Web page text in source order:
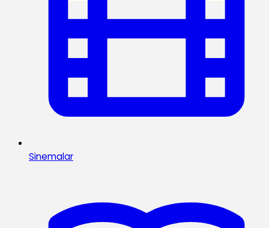
Sinemalar